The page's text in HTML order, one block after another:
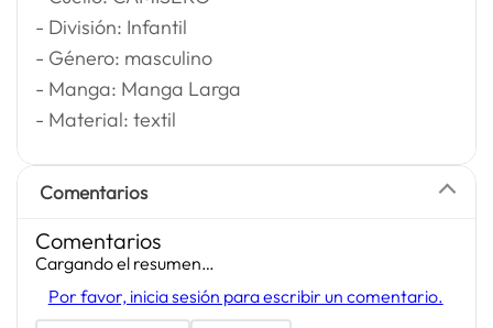
- División: Infantil
- Género: masculino
- Manga: Manga Larga
- Material: textil
Comentarios
Comentarios
Cargando el resumen…
Por favor, inicia sesión para escribir un comentario.